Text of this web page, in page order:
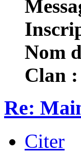
Nom
Clan :
Re:
Citer